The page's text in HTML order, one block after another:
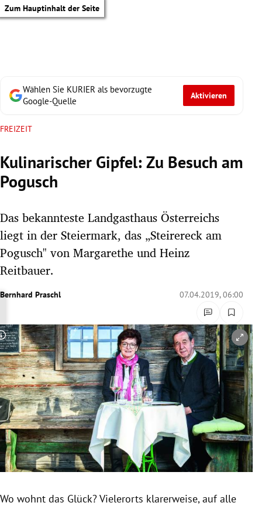
Zum Hauptinhalt der Seite
Untermenü
Untermenü
Untermenü
Untermenü
Untermenü
Untermenü
Untermenü
Untermenü
Untermenü
Wählen Sie KURIER als bevorzugte
Google-Quelle
Aktivieren
FREIZEIT
Kulinarischer Gipfel: Zu Besuch am
Pogusch
Das bekannteste Landgasthaus Österreichs
liegt in der Steiermark, das „Steirereck am
Pogusch" von Margarethe und Heinz
Reitbauer.
Bernhard Praschl 07.04.2019, 06:00
Copyright-Hinweis öffnen/schließen
Wo wohnt das Glück? Vielerorts klarerweise, auf alle